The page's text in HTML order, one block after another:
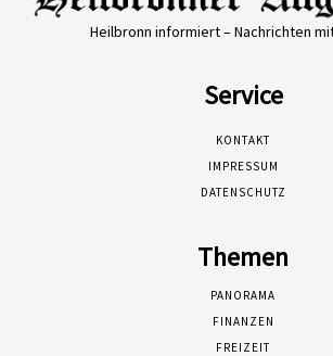
Heilbronn informiert – Nachrichten
Service
KONTAKT
IMPRESSUM
DATENSCHUTZ
Themen
PANORAMA
FINANZEN
FREIZEIT